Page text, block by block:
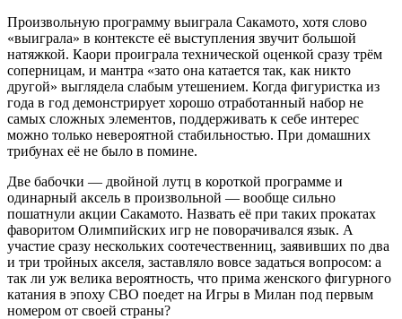
Произвольную программу выиграла Сакамото, хотя слово
«выиграла» в контексте её выступления звучит большой
натяжкой. Каори проиграла технической оценкой сразу трём
соперницам, и мантра «зато она катается так, как никто
другой» выглядела слабым утешением. Когда фигуристка из
года в год демонстрирует хорошо отработанный набор не
самых сложных элементов, поддерживать к себе интерес
можно только невероятной стабильностью. При домашних
трибунах её не было в помине.
Две бабочки — двойной лутц в короткой программе и
одинарный аксель в произвольной — вообще сильно
пошатнули акции Сакамото. Назвать её при таких прокатах
фаворитом Олимпийских игр не поворачивался язык. А
участие сразу нескольких соотечественниц, заявивших по два
и три тройных акселя, заставляло вовсе задаться вопросом: а
так ли уж велика вероятность, что прима женского фигурного
катания в эпоху СВО поедет на Игры в Милан под первым
номером от своей страны?